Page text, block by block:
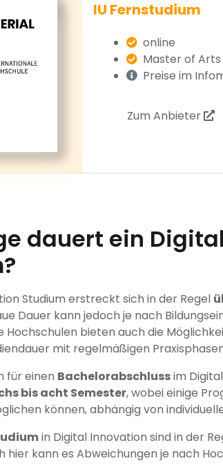
IU Fernstudium
online
Master of Arts
Preise im
Zum Anbieter
dauert ein
Studium erstreckt sich in der Regel
Dauer kann jedoch je nach
Hochschulen bieten auch die
mit regelmäßigen
für einen Bachelorabschlussim
bis acht Semester, wobei einige
können, abhängig von
in Digital Innovation sind in der
hier kann es Abweichungen je nach